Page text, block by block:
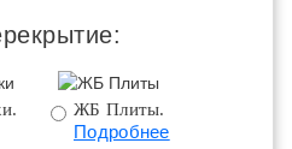
ЖБ Плиты.
Подробнее